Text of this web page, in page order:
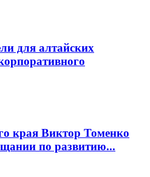
для алтайских
края Виктор Томенко
по развитию...